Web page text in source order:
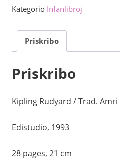
ludis
kun
maro
kvanto
Kategorio Infanlibroj
Priskribo
Priskribo
Kipling Rudyard / Trad. Amri
Edistudio, 1993
28 pages, 21 cm